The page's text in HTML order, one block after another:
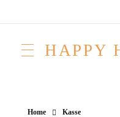
Home Kasse